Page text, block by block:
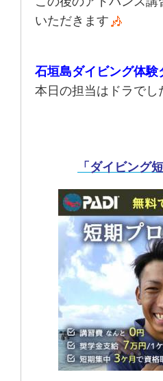
いただきます
石垣島ダイビング体
本日の担当はドラでし
「ダイビング